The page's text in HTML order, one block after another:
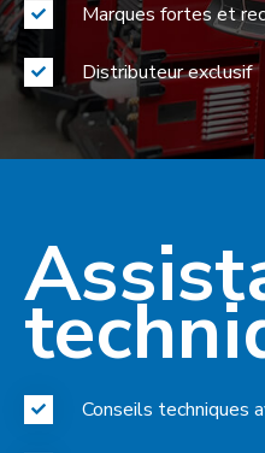
Marques fortes et
Distributeur exclusif
Conseils techniques